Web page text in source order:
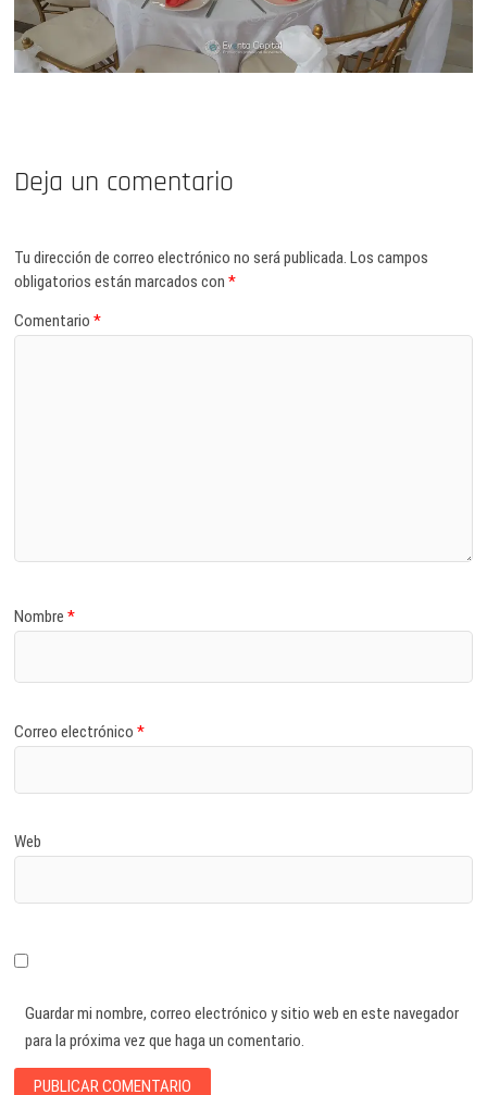
Deja un comentario
Tu dirección de correo electrónico no será publicada. Los campos
obligatorios están marcados con*
Comentario*
Nombre*
Correo electrónico*
Web
Guardar mi nombre, correo electrónico y sitio web en este navegador
para la próxima vez que haga un comentario.